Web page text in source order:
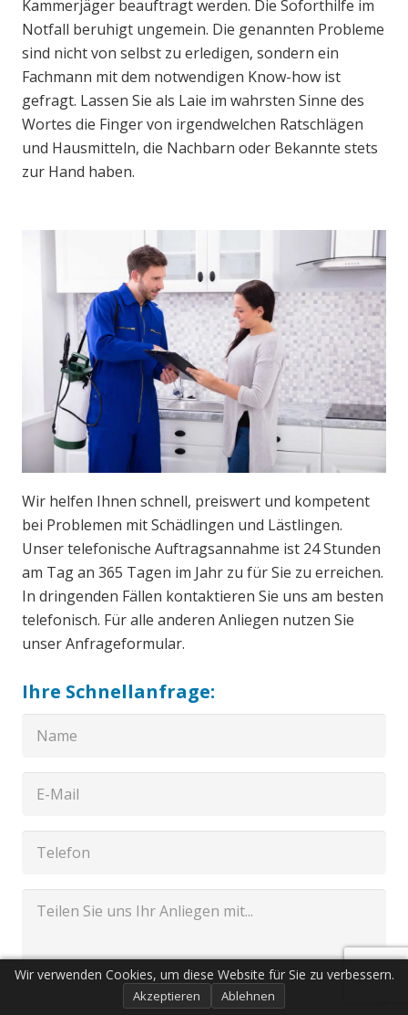
Kammerjäger beauftragt werden. Die Soforthilfe im
Notfall beruhigt ungemein. Die genannten Probleme
sind nicht von selbst zu erledigen, sondern ein
Fachmann mit dem notwendigen Know-how ist
gefragt. Lassen Sie als Laie im wahrsten Sinne des
Wortes die Finger von irgendwelchen Ratschlägen
und Hausmitteln, die Nachbarn oder Bekannte stets
zur Hand haben.
Wir helfen Ihnen schnell, preiswert und kompetent
bei Problemen mit Schädlingen und Lästlingen.
Unser telefonische Auftragsannahme ist 24 Stunden
am Tag an 365 Tagen im Jahr zu für Sie zu erreichen.
In dringenden Fällen kontaktieren Sie uns am besten
telefonisch. Für alle anderen Anliegen nutzen Sie
unser Anfrageformular.
Ihre Schnellanfrage:
Wir verwenden Cookies, um diese Website für Sie zu verbessern.
Akzeptieren Ablehnen